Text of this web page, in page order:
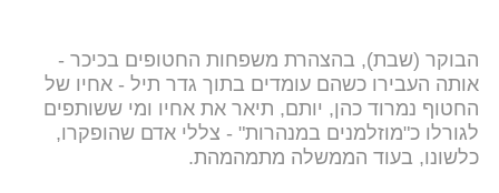
הבוקר (שבת), בהצהרת משפחות החטופים בכיכר -
אותה העבירו כשהם עומדים בתוך גדר תיל - אחיו של
החטוף נמרוד כהן, יותם, תיאר את אחיו ומי ששותפים
לגורלו כ"מוזלמנים במנהרות" - צללי אדם שהופקרו,
כלשונו, בעוד הממשלה מתמהמהת.